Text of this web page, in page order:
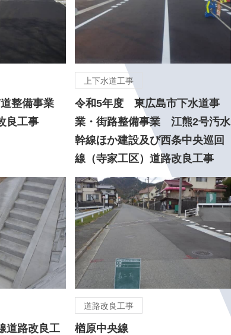
整備事業
良工事
上下水道工事
令和5年度 東広島市下水道事
業・街路整備事業 江熊2号汚水
幹線ほか建設及び西条中央巡回
線（寺家工区）道路改良工事
道路改良工
道路改良工事
楢原中央線